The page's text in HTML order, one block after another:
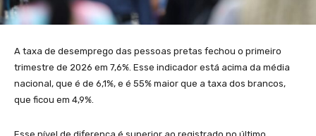
A taxa de desemprego das pessoas pretas fechou o primeiro
trimestre de 2026 em 7,6%. Esse indicador está acima da média
nacional, que é de 6,1%, e é 55% maior que a taxa dos brancos,
que ficou em 4,9%.